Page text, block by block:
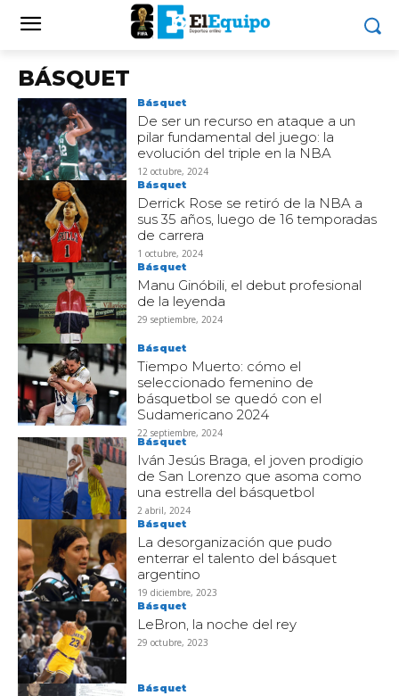
BÁSQUET
Básquet
De ser un recurso en ataque a un
pilar fundamental del juego: la
evolución del triple en la NBA
12 octubre, 2024
Básquet
Derrick Rose se retiró de la NBA a
sus 35 años, luego de 16 temporadas
de carrera
1 octubre, 2024
Básquet
Manu Ginóbili, el debut profesional
de la leyenda
29 septiembre, 2024
Básquet
Tiempo Muerto: cómo el
seleccionado femenino de
básquetbol se quedó con el
Sudamericano 2024
22 septiembre, 2024
Básquet
Iván Jesús Braga, el joven prodigio
de San Lorenzo que asoma como
una estrella del básquetbol
2 abril, 2024
Básquet
La desorganización que pudo
enterrar el talento del básquet
argentino
19 diciembre, 2023
Básquet
LeBron, la noche del rey
29 octubre, 2023
Básquet